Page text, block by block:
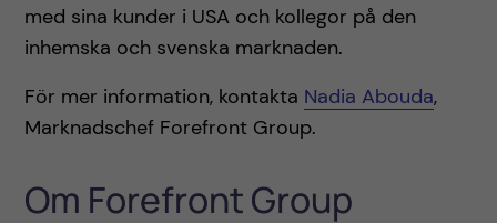
med sina kunder i USA och kollegor på den
inhemska och svenska marknaden.
För mer information, kontakta Nadia Abouda,
Marknadschef Forefront Group.
Om Forefront Group